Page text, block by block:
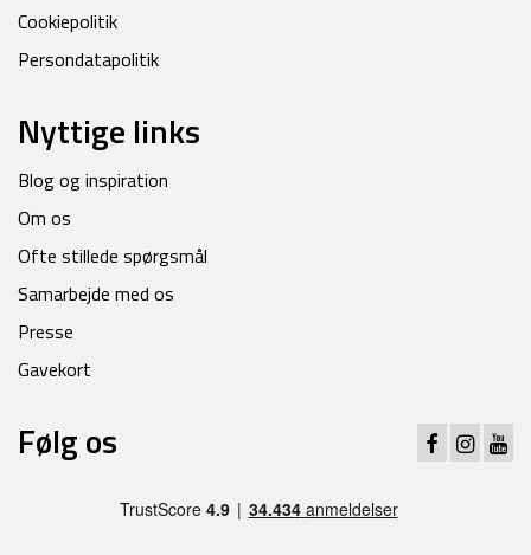
Cookiepolitik
Persondatapolitik
Nyttige links
Blog og inspiration
Om os
Ofte stillede spørgsmål
Samarbejde med os
Presse
Gavekort
Følg os